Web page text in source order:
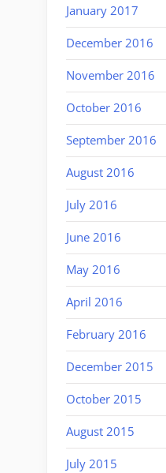
January 2017
December 2016
November 2016
October 2016
September 2016
August 2016
July 2016
June 2016
May 2016
April 2016
February 2016
December 2015
October 2015
August 2015
July 2015